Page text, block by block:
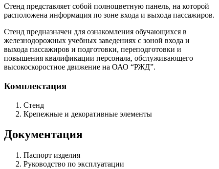
Стенд представляет собой полноцветную панель, на которой
расположена информация по зоне входа и выхода пассажиров.
Стенд предназначен для ознакомления обучающихся в
железнодорожных учебных заведениях с зоной входа и
выхода пассажиров и подготовки, переподготовки и
повышения квалификации персонала, обслуживающего
высокоскоростное движение на ОАО “РЖД”.
Комплектация
Стенд
Крепежные и декоративные элементы
Документация
Паспорт изделия
Руководство по эксплуатации